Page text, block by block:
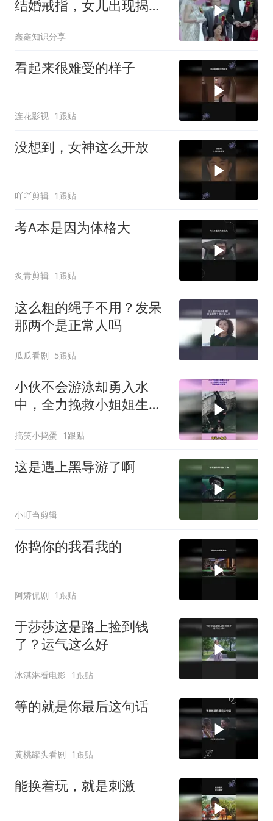
结婚戒指，女儿出现揭露
鑫鑫知识分享
看起来很难受的样子
连花影视 1跟贴
没想到，女神这么开放
吖吖剪辑 1跟贴
考A本是因为体格大
炙青剪辑 1跟贴
这么粗的绳子不用？发呆
那两个是正常人吗
瓜瓜看剧 5跟贴
小伙不会游泳却勇入水
中，全力挽救小姐姐生
搞笑小捣蛋 1跟贴
这是遇上黑导游了啊
小叮当剪辑
你捣你的我看我的
阿娇侃剧 1跟贴
于莎莎这是路上捡到钱
了？运气这么好
冰淇淋看电影 1跟贴
等的就是你最后这句话
黄桃罐头看剧 1跟贴
能换着玩，就是刺激